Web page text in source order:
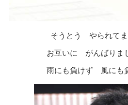
そうとう やられてま
お互いに がんばりま
雨にも負けず 風にも